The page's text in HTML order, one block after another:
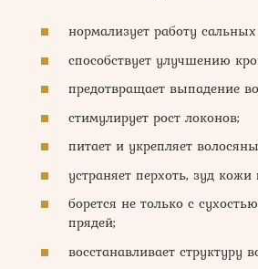
нормализует работу
способствует улучшению
предотвращает выпадение
стимулирует рост локонов;
питает и укрепляет
устраняет перхоть, зуд кожи
борется не только с
прядей;
восстанавливает структуру